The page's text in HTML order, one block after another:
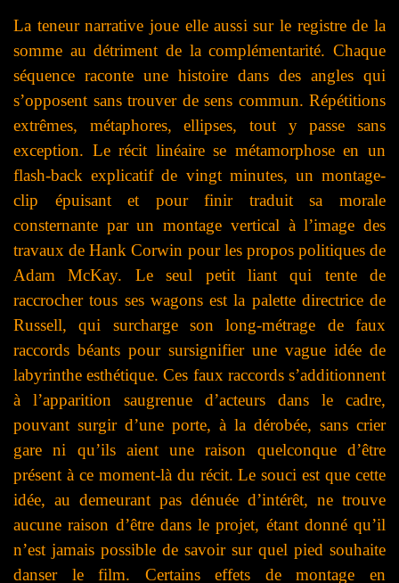
La teneur narrative joue elle aussi sur le registre de la
somme au détriment de la complémentarité. Chaque
séquence raconte une histoire dans des angles qui
s’opposent sans trouver de sens commun. Répétitions
extrêmes, métaphores, ellipses, tout y passe sans
exception. Le récit linéaire se métamorphose en un
flash-back explicatif de vingt minutes, un montage-
clip épuisant et pour finir traduit sa morale
consternante par un montage vertical à l’image des
travaux de Hank Corwin pour les propos politiques de
Adam McKay. Le seul petit liant qui tente de
raccrocher tous ses wagons est la palette directrice de
Russell, qui surcharge son long-métrage de faux
raccords béants pour sursignifier une vague idée de
labyrinthe esthétique. Ces faux raccords s’additionnent
à l’apparition saugrenue d’acteurs dans le cadre,
pouvant surgir d’une porte, à la dérobée, sans crier
gare ni qu’ils aient une raison quelconque d’être
présent à ce moment-là du récit. Le souci est que cette
idée, au demeurant pas dénuée d’intérêt, ne trouve
aucune raison d’être dans le projet, étant donné qu’il
n’est jamais possible de savoir sur quel pied souhaite
danser le film. Certains effets de montage en